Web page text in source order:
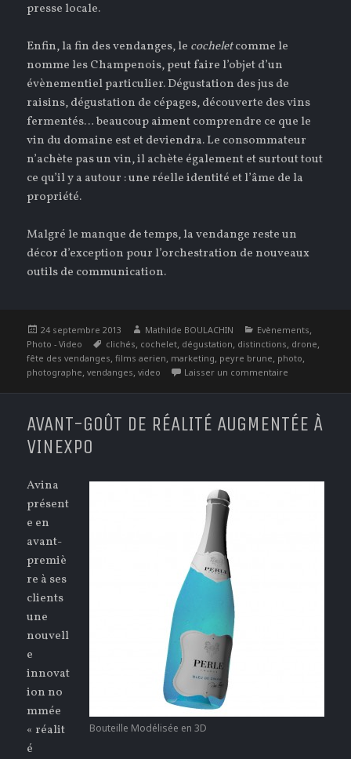
presse locale.
Enfin, la fin des vendanges, le cocheletcomme le
nomme les Champenois, peut faire l’objet d’un
évènementiel particulier. Dégustation des jus de
raisins, dégustation de cépages, découverte des vins
fermentés… beaucoup aiment comprendre ce que le
vin du domaine est et deviendra. Le consommateur
n’achète pas un vin, il achète également et surtout tout
ce qu’il y a autour : une réelle identité et l’âme de la
propriété.
Malgré le manque de temps, la vendange reste un
décor d’exception pour l’orchestration de nouveaux
outils de communication.
Publié
le
24 septembre 2013 Auteur
Mathilde BOULACHIN Catégories
Evènements,
Photo - Video Étiquettes
clichés, cochelet, dégustation, distinctions, drone,
fête des vendanges,films aerien, marketing, peyre brune, photo,
photographe,vendanges,video Laisser un commentaire
AVANT-GOÛT DE RÉALITÉ AUGMENTÉE À
VINEXPO
Bouteille Modélisée en 3D
Avina
présent
e en
avant-
premiè
re à ses
clients
une
nouvell
e
innovat
ion no
mmée
« réalit
é